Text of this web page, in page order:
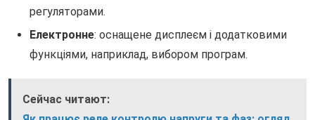
регуляторами.
Електронне: оснащене дисплеєм і додатковими
функціями, наприклад, вибором програм.
Сейчас читают: